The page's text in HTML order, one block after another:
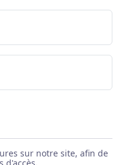
sur notre site, afin de